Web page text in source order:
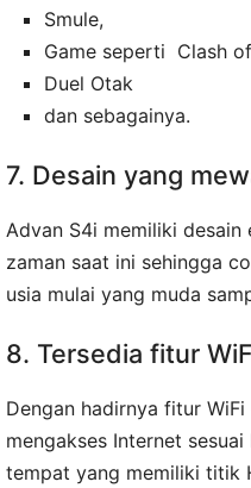
Smule,
Game seperti Clash
Duel Otak
dan sebagainya.
7. Desain yang
Advan S4i memiliki
zaman saat ini sehingga
usia mulai yang muda
8. Tersedia fitur
Dengan hadirnya fitur
mengakses Internet
tempat yang memiliki titik